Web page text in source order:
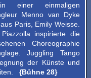
einer einmaligen
Menno van Dyke
Paris, Emily Weisse.
inspirierte die
Choreographie
Juggling Tango
der Künste und
{Bühne 28}